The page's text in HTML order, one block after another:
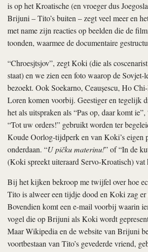
is op het Kroatische (en vroeger dus
Brijuni – Tito’s buiten – zegt veel meer en
met name zijn reacties op beelden die de
toonden, waarmee de documentaire
“Chroesjtsjov”, zegt Koki (die als
staat) en we zien een foto waarop de
bezoekt. Ook Soekarno, Ceaușescu, Ho
Loren komen voorbij. Geestiger en tegelijk
het als uitspraken als “Pas op, daar komt
“Tot uw orders!” gebruikt worden ter
Koude Oorlog-tijdperk en van Koki’s eigen
onderdaan. “U pičku materinu!” of “In de
(Koki spreekt uiteraard Servo-Kroatisch) vat
Bij het kijken bekroop me twijfel over hoe
Tito is alweer een tijdje dood en Koki zag
Bovendien komt een e-mail voorbij waarin
vogel die op Brijuni als Koki wordt
Maar Wikipedia en de website van Brijuni
voortbestaan van Tito’s gevederde vriend,